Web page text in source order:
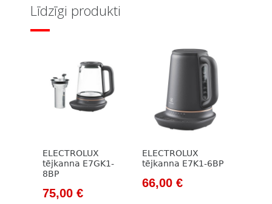
Līdzīgi produkti
ELECTROLUX
tējkanna E7GK1-
8BP
Original
75,00 €Current
ELECTROLUX
tējkanna E7K1-6BP
Original
66,00 €Current